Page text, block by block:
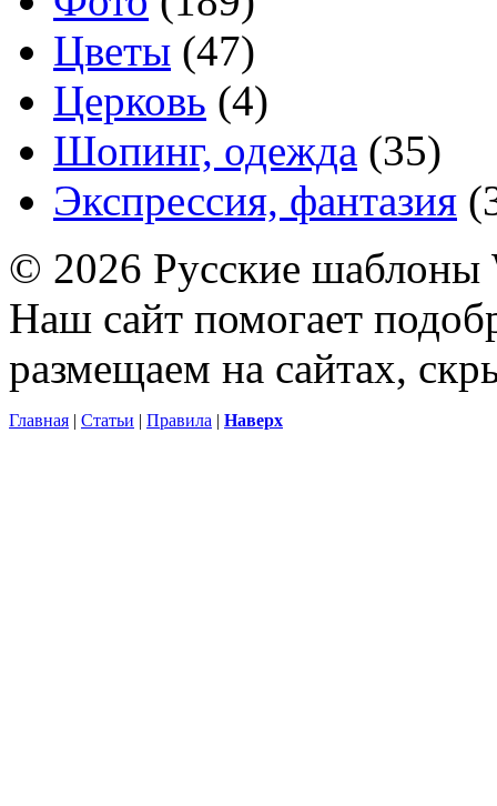
Цветы (47)
Церковь (4)
Шопинг, одежда (35)
Экспрессия, фантазия
© 2026 Русские шаблоны
Наш сайт помогает
размещаем на сайтах,
Главная | Статьи | Правила | Наверх